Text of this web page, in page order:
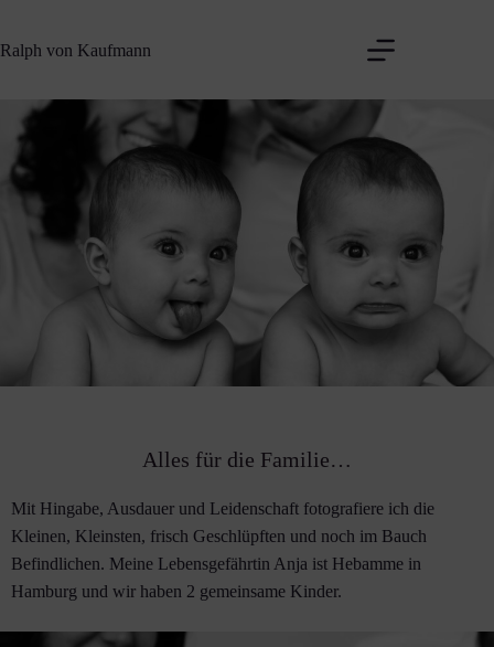
Inhalt
Ralph von Kaufmann
Alles für die Familie…
Mit Hingabe, Ausdauer und Leidenschaft fotografiere ich die
Kleinen, Kleinsten, frisch Geschlüpften und noch im Bauch
Befindlichen. Meine Lebensgefährtin Anja ist Hebamme in
Hamburg und wir haben 2 gemeinsame Kinder.